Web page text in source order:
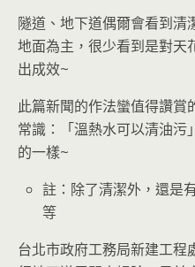
隧道、地下道偶爾會看到清
地面為主，很少看到是對天
出成效~
此篇新聞的作法蠻值得讚賞
常識：「溫熱水可以清油污
的一樣~
註：除了清潔外，還是
等
台北市政府工務局新建工程